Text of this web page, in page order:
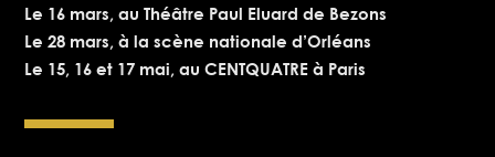
Le 16 mars, auThéâtre Paul Eluard de Bezons
Le 28 mars, à la scène nationale d’Orléans
Le 15, 16 et 17 mai, au CENTQUATREà Paris